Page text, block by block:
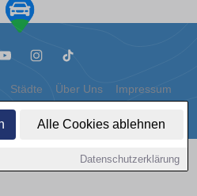
Alle Cookies ablehnen
Datenschutzerklärung
Städte Über Uns Impressum
Cookies
GmbH | Content by: 1a-sites-autos